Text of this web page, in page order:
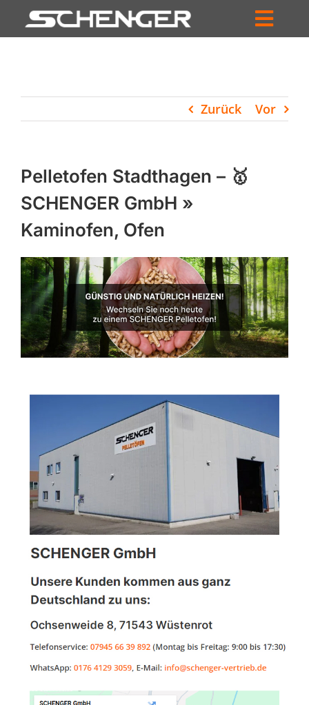
Inhalt
HÄNDLERSUCHE
UNTERNEHMEN
PROFIL
WARENKORB
PRODUCTS
SEARCH
Zurück Vor
Pelletofen Stadthagen – 🥇
SCHENGER GmbH »
Kaminofen, Ofen